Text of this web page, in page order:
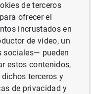
del
de 2017
Siguiente
de terceros
ofrecer el
incrustados en
de vídeo, un
sociales— pueden
estos contenidos,
terceros y
de privacidad y